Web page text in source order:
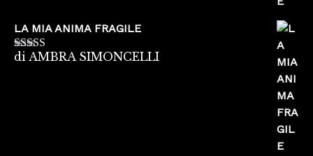
LA MIA ANIMA FRAGILE
Valutato5su
di AMBRA SIMONCELLI